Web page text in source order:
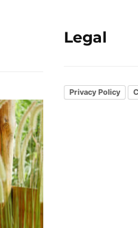
Legal
Privacy Policy